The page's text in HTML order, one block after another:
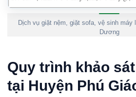
Dịch vụ giặt nệm, giặt sofa, vệ sinh máy
Dương
Quy trình khảo
tại Huyện Phú